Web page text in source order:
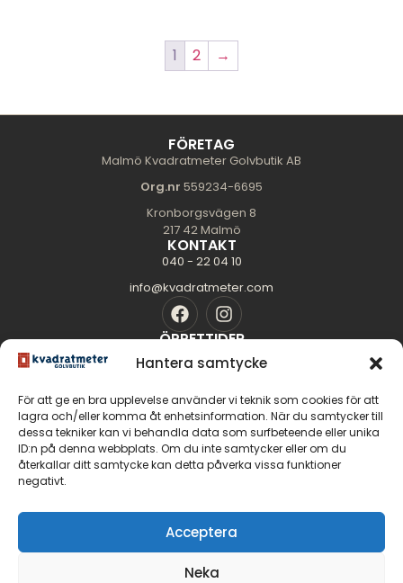
Hantera samtycke
För att ge en bra upplevelse använder vi teknik som cookies för att
lagra och/eller komma åt enhetsinformation. När du samtycker till
dessa tekniker kan vi behandla data som surfbeteende eller unika
ID:n på denna webbplats. Om du inte samtycker eller om du
återkallar ditt samtycke kan detta påverka vissa funktioner
negativt.
Acceptera
Neka
1 2 →
FÖRETAG
Malmö Kvadratmeter Golvbutik AB
Org.nr 559234-6695
Kronborgsvägen 8
217 42 Malmö
KONTAKT
040 - 22 04 10
info@kvadratmeter.com
ÖPPETTIDER
Mån-Tors: 10.00 - 18.00
Lördag: 11.00 - 14.00
Söndag: Stängt
SIDOR
Golvguiden
Kontakt
GOLV
Massiva trägolv
Parkettgolv